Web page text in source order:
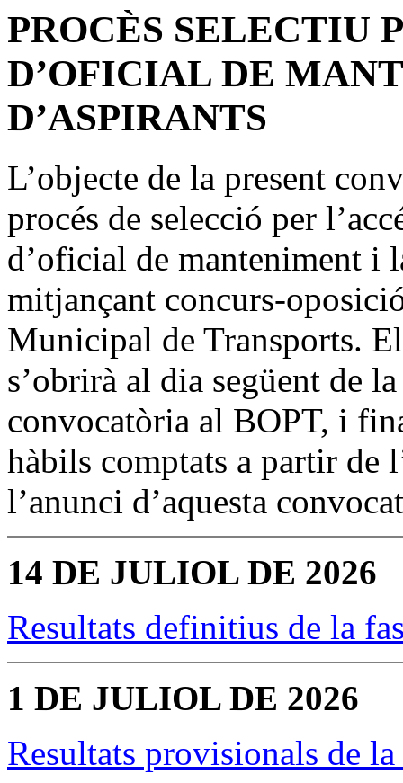
PROCÈS SELECTIU
D’OFICIAL DE
D’ASPIRANTS
L’objecte de la present
procés de selecció per
d’oficial de manteniment i
mitjançant concurs-
Municipal de Transports.
s’obrirà al dia següent de
convocatòria al BOPT, i
hàbils comptats a partir de
l’anunci d’aquesta
14 DE JULIOL DE 2026
Resultats definitius de la
1 DE JULIOL DE 2026
Resultats provisionals de